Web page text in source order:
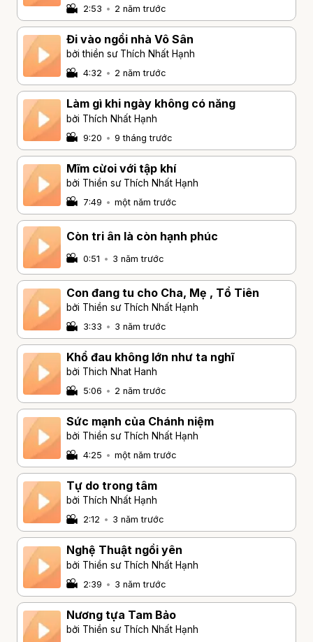
2:53 • 2 năm trước
Đi vào ngồi nhà Vô Sân
bởi thiền sư Thích Nhất Hạnh
4:32 • 2 năm trước
Làm gì khi ngày không có năng
bởi Thích Nhất Hạnh
9:20 • 9 tháng trước
Mĩm cừoi với tập khí
bởi Thiền sư Thích Nhất Hạnh
7:49 • một năm trước
Còn tri ân là còn hạnh phúc
0:51 • 3 năm trước
Con đang tu cho Cha, Mẹ , Tổ Tiên
bởi Thiền sư Thích Nhất Hạnh
3:33 • 3 năm trước
Khổ đau không lớn như ta nghĩ
bởi Thich Nhat Hanh
5:06 • 2 năm trước
Sức mạnh của Chánh niệm
bởi Thiền sư Thích Nhất Hạnh
4:25 • một năm trước
Tự do trong tâm
bởi Thích Nhất Hạnh
2:12 • 3 năm trước
Nghệ Thuật ngồi yên
bởi Thiền sư Thích Nhất Hạnh
2:39 • 3 năm trước
Nương tựa Tam Bảo
bởi Thiền sư Thích Nhất Hạnh